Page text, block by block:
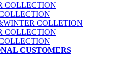
COLLECTION
COLLETION
COLLECTION
CUSTOMERS